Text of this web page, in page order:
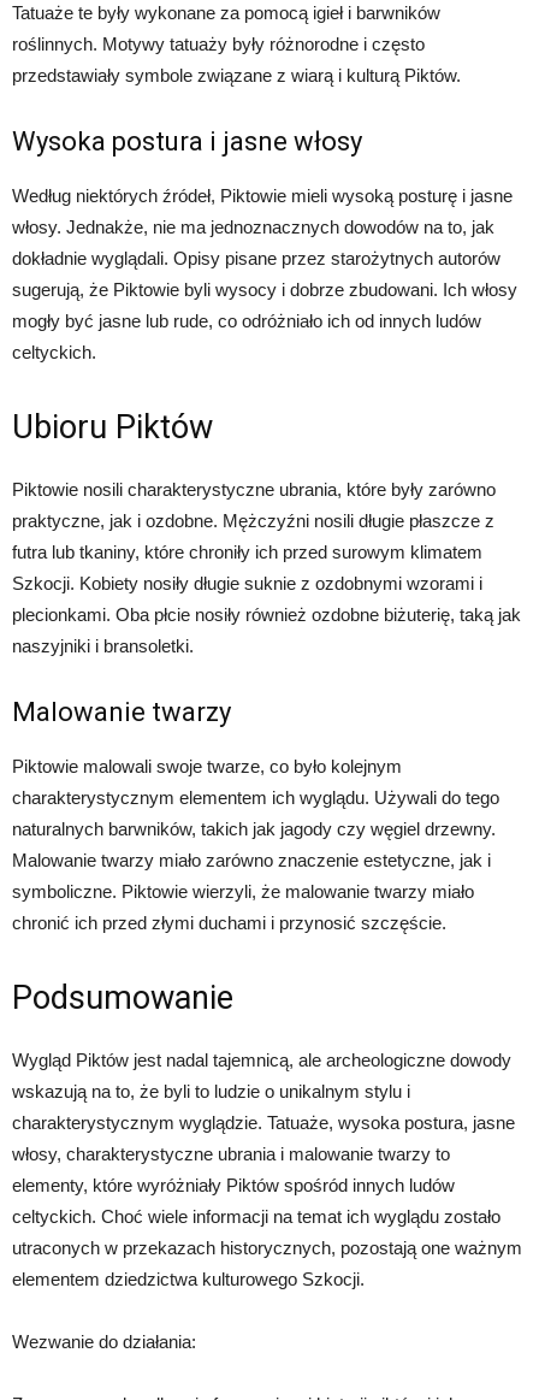
Tatuaże te były wykonane za pomocą igieł i barwników
roślinnych. Motywy tatuaży były różnorodne i często
przedstawiały symbole związane z wiarą i kulturą Piktów.
Wysoka postura i jasne włosy
Według niektórych źródeł, Piktowie mieli wysoką posturę i jasne
włosy. Jednakże, nie ma jednoznacznych dowodów na to, jak
dokładnie wyglądali. Opisy pisane przez starożytnych autorów
sugerują, że Piktowie byli wysocy i dobrze zbudowani. Ich włosy
mogły być jasne lub rude, co odróżniało ich od innych ludów
celtyckich.
Ubioru Piktów
Piktowie nosili charakterystyczne ubrania, które były zarówno
praktyczne, jak i ozdobne. Mężczyźni nosili długie płaszcze z
futra lub tkaniny, które chroniły ich przed surowym klimatem
Szkocji. Kobiety nosiły długie suknie z ozdobnymi wzorami i
plecionkami. Oba płcie nosiły również ozdobne biżuterię, taką jak
naszyjniki i bransoletki.
Malowanie twarzy
Piktowie malowali swoje twarze, co było kolejnym
charakterystycznym elementem ich wyglądu. Używali do tego
naturalnych barwników, takich jak jagody czy węgiel drzewny.
Malowanie twarzy miało zarówno znaczenie estetyczne, jak i
symboliczne. Piktowie wierzyli, że malowanie twarzy miało
chronić ich przed złymi duchami i przynosić szczęście.
Podsumowanie
Wygląd Piktów jest nadal tajemnicą, ale archeologiczne dowody
wskazują na to, że byli to ludzie o unikalnym stylu i
charakterystycznym wyglądzie. Tatuaże, wysoka postura, jasne
włosy, charakterystyczne ubrania i malowanie twarzy to
elementy, które wyróżniały Piktów spośród innych ludów
celtyckich. Choć wiele informacji na temat ich wyglądu zostało
utraconych w przekazach historycznych, pozostają one ważnym
elementem dziedzictwa kulturowego Szkocji.
Wezwanie do działania: